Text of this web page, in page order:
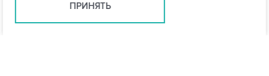
ПРИНЯТЬ